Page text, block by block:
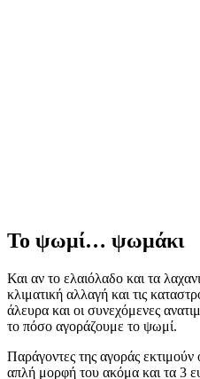
Το ψωμί… ψωμάκι
Και αν το ελαιόλαδο και τα
κλιματική αλλαγή και τις
άλευρα και οι συνεχόμενες
το πόσο αγοράζουμε το ψωμί.
Παράγοντες της αγοράς
απλή μορφή του ακόμα και τα 3